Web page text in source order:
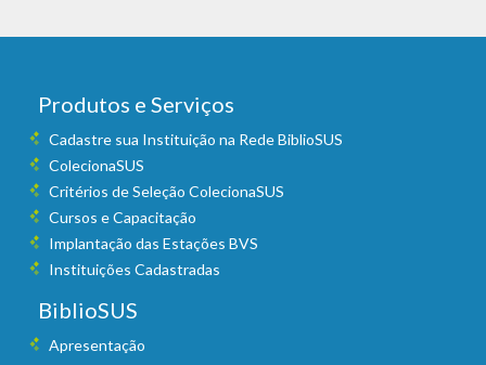
Produtos e Serviços
Cadastre sua Instituição na Rede BiblioSUS
ColecionaSUS
Critérios de Seleção ColecionaSUS
Cursos e Capacitação
Implantação das Estações BVS
Instituições Cadastradas
BiblioSUS
Apresentação